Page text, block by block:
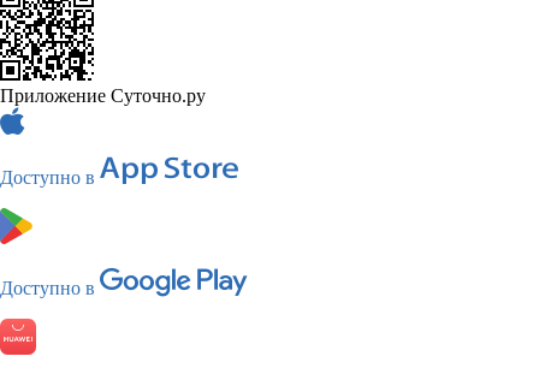
Приложение Суточно.ру
Доступно в
Доступно в